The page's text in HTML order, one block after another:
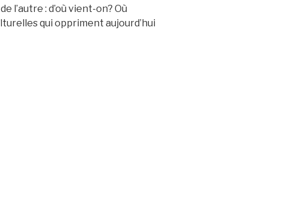
: d’où vient-on? Où
qui oppriment aujourd’hui